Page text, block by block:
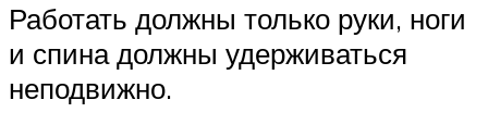
Работать должны только руки, ноги
и спина должны удерживаться
неподвижно.